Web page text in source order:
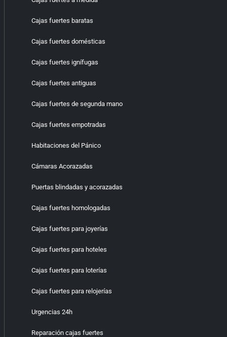
Cajas fuertes baratas
Cajas fuertes domésticas
Cajas fuertes ignífugas
Cajas fuertes antiguas
Cajas fuertes de segunda mano
Cajas fuertes empotradas
Habitaciones del Pánico
Cámaras Acorazadas
Puertas blindadas y acorazadas
Cajas fuertes homologadas
Cajas fuertes para joyerías
Cajas fuertes para hoteles
Cajas fuertes para loterías
Cajas fuertes para relojerías
Urgencias 24h
Reparación cajas fuertes